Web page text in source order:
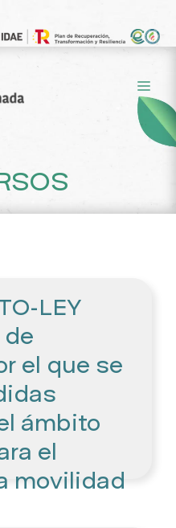
LEY
de
el que se
ámbito
el
movilidad